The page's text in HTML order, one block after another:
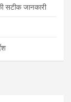
सटीक जानकारी